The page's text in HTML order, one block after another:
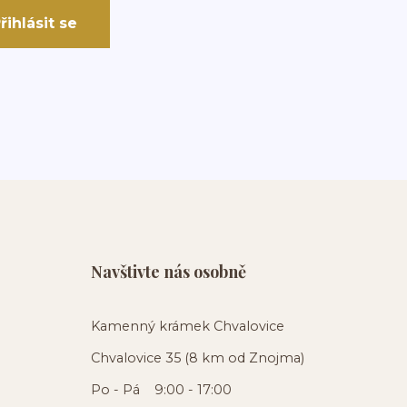
se
Navštivte nás osobně
Kamenný krámek Chvalovice
Chvalovice 35 (8 km od Znojma)
Po - Pá 9:00 - 17:00